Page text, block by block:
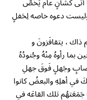
دعوه خاصه لِحَفلٍ
، يتقافَزونَ و
بما رأوهُ مِنْهُ وجُنودُهُ
وجَهلٍ فَوقَ جهلِ
في أهلِهِ والبعضُ كانوا
تلك القاعَه في